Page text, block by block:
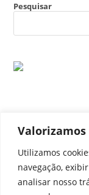
Utilizamos
navegação,
analisar nosso
Pesquisar